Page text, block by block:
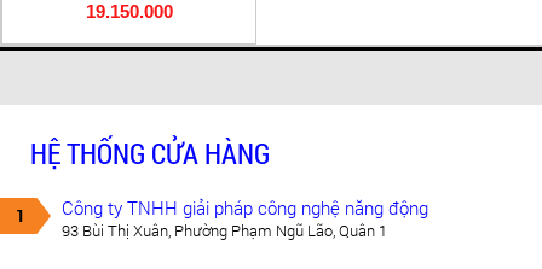
19.150.000
HỆ THỐNG CỬA HÀNG
1 Công ty TNHH giải pháp công nghệ năng động
93 Bùi Thị Xuân, Phường Phạm Ngũ Lão, Quân 1